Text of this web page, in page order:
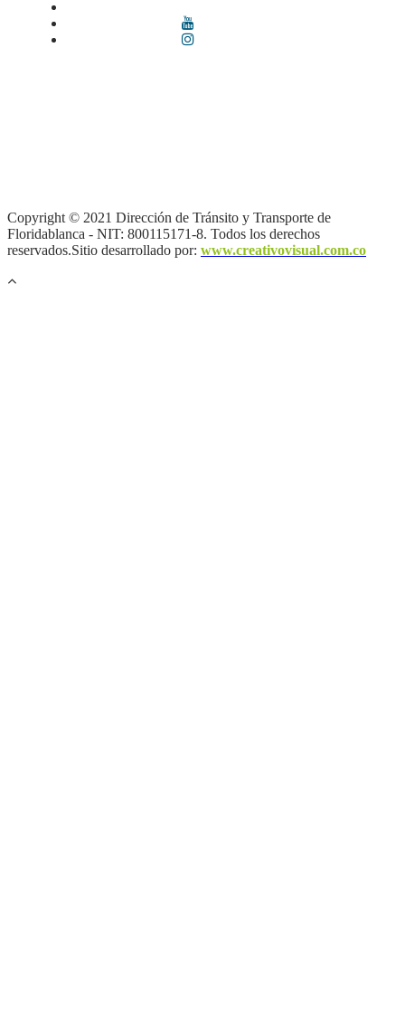
Copyright © 2021 Dirección de Tránsito y Transporte de
Floridablanca - NIT: 800115171-8. Todos los derechos
reservados.Sitio desarrollado por: www.creativovisual.com.co